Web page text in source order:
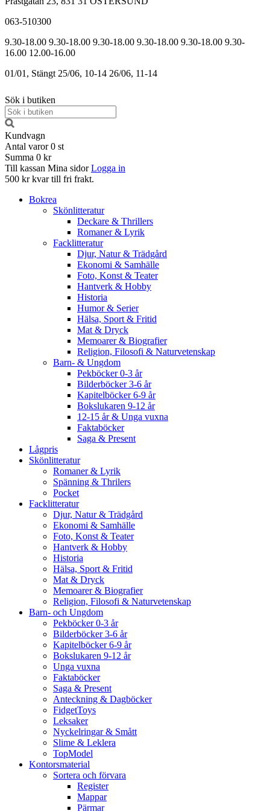
063-510300
9.30-18.00 9.30-18.00 9.30-18.00 9.30-18.00 9.30-18.00 9.30-
16.00 12.00-16.00
01/01, Stängt 25/06, 10-14 26/06, 11-14
Sök i butiken
Kundvagn
Antal varor 0 st
Summa 0 kr
Till kassan Mina sidor Logga in
500 kr kvar till fri frakt.
Bokrea
Skönlitteratur
Deckare & Thrillers
Romaner & Lyrik
Facklitteratur
Djur, Natur & Trädgård
Ekonomi & Samhälle
Foto, Konst & Teater
Hantverk & Hobby
Historia
Humor & Serier
Hälsa, Sport & Fritid
Mat & Dryck
Memoarer & Biografier
Religion, Filosofi & Naturvetenskap
Barn- & Ungdom
Pekböcker 0-3 år
Bilderböcker 3-6 år
Kapitelböcker 6-9 år
Bokslukaren 9-12 år
12-15 år & Unga vuxna
Faktaböcker
Saga & Present
Lågpris
Skönlitteratur
Romaner & Lyrik
Spänning & Thrilers
Pocket
Facklitteratur
Djur, Natur & Trädgård
Ekonomi & Samhälle
Foto, Konst & Teater
Hantverk & Hobby
Historia
Hälsa, Sport & Fritid
Mat & Dryck
Memoarer & Biografier
Religion, Filosofi & Naturvetenskap
Barn- och Ungdom
Pekböcker 0-3 år
Bilderböcker 3-6 år
Kapitelböcker 6-9 år
Bokslukaren 9-12 år
Unga vuxna
Faktaböcker
Saga & Present
Anteckning & Dagböcker
FidgetToys
Leksaker
Nyckelringar & Smått
Slime & Leklera
TopModel
Kontorsmaterial
Sortera och förvara
Register
Mappar
Pärmar